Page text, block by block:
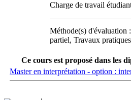
Charge de travail
Méthode(s) d'évaluation
partiel, Travaux
Ce cours est proposé dans les
Master en interprétation - option :